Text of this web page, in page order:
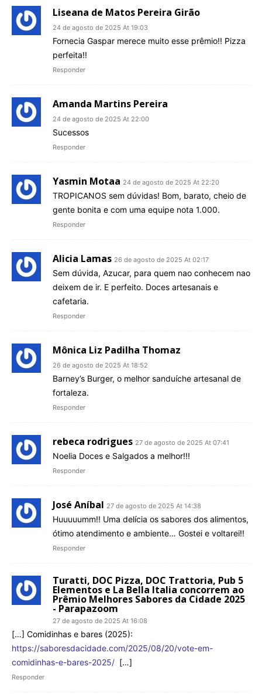
Liseana de Matos Pereira Girão
24 de agosto de 2025 At 19:03
Fornecia Gaspar merece muito esse prêmio!! Pizza
perfeita!!
Responder
Amanda Martins Pereira
24 de agosto de 2025 At 22:00
Sucessos
Responder
Yasmin Motaa 24 de agosto de 2025 At 22:20
TROPICANOS sem dúvidas! Bom, barato, cheio de
gente bonita e com uma equipe nota 1.000.
Responder
Alicia Lamas 26 de agosto de 2025 At 02:17
Sem dúvida, Azucar, para quem nao conhecem nao
deixem de ir. E perfeito. Doces artesanais e
cafetaria.
Responder
Mônica Liz Padilha Thomaz
26 de agosto de 2025 At 18:52
Barney’s Burger, o melhor sanduíche artesanal de
fortaleza.
Responder
rebeca rodrigues 27 de agosto de 2025 At 07:41
Noelia Doces e Salgados a melhor!!!
Responder
José Aníbal 27 de agosto de 2025 At 14:38
Huuuuumm!! Uma delícia os sabores dos alimentos,
ótimo atendimento e ambiente… Gostei e voltarei!!
Responder
Turatti, DOC Pizza, DOC Trattoria, Pub 5
Elementos e La Bella Italia concorrem ao
Prêmio Melhores Sabores da Cidade 2025
- Parapazoom
27 de agosto de 2025 At 16:08
[…] Comidinhas e bares (2025):
https://saboresdacidade.com/2025/08/20/vote-em-
comidinhas-e-bares-2025/ […]
Responder